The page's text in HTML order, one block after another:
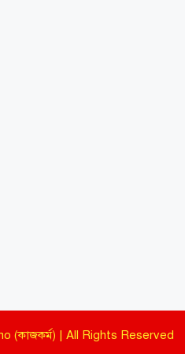
(কাজকর্ম) | All Rights Reserved